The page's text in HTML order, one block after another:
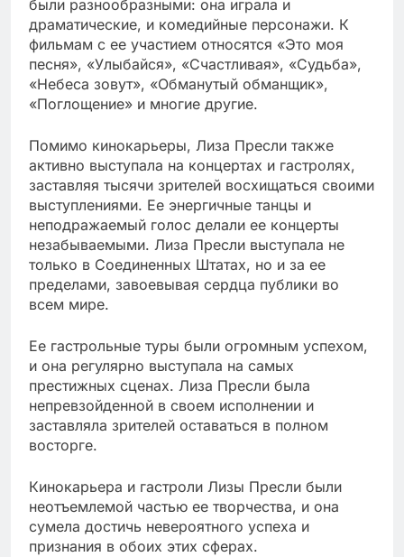
были разнообразными: она играла и
драматические, и комедийные персонажи. К
фильмам с ее участием относятся «Это моя
песня», «Улыбайся», «Счастливая», «Судьба»,
«Небеса зовут», «Обманутый обманщик»,
«Поглощение» и многие другие.
Помимо кинокарьеры, Лиза Пресли также
активно выступала на концертах и гастролях,
заставляя тысячи зрителей восхищаться своими
выступлениями. Ее энергичные танцы и
неподражаемый голос делали ее концерты
незабываемыми. Лиза Пресли выступала не
только в Соединенных Штатах, но и за ее
пределами, завоевывая сердца публики во
всем мире.
Ее гастрольные туры были огромным успехом,
и она регулярно выступала на самых
престижных сценах. Лиза Пресли была
непревзойденной в своем исполнении и
заставляла зрителей оставаться в полном
восторге.
Кинокарьера и гастроли Лизы Пресли были
неотъемлемой частью ее творчества, и она
сумела достичь невероятного успеха и
признания в обоих этих сферах.